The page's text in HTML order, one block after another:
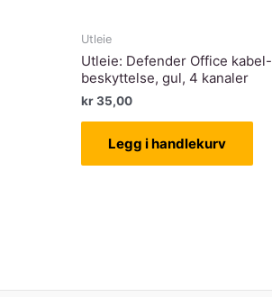
Utleie
Utleie: Defender Office kabel-
beskyttelse, gul, 4 kanaler
kr35,00
Legg i handlekurv